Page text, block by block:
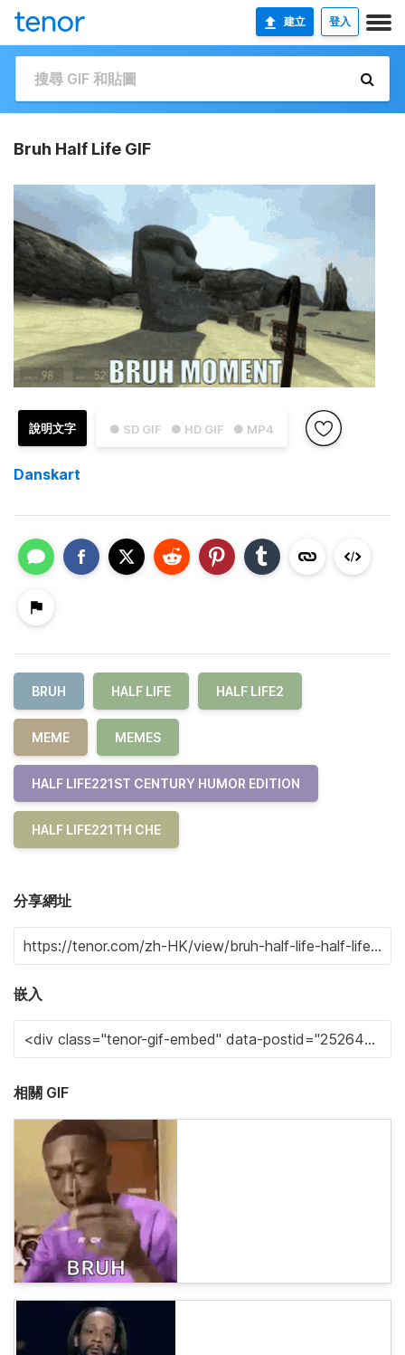
建立 登入
Bruh Half Life GIF
● SD GIF ● HD GIF ● MP4
說明文字
Danskart
BRUH HALF LIFE HALF LIFE2
MEME MEMES
HALF LIFE221ST CENTURY HUMOR EDITION
HALF LIFE221TH CHE
分享網址
嵌入
相關 GIF